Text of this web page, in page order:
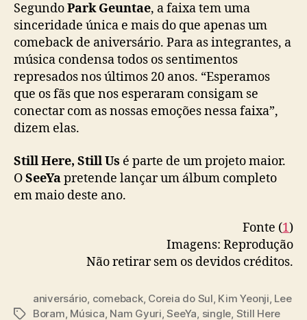
p
ó
s
1
5
a
n
o
e
m
i
d
a
e
s
SegundoPark Geuntae, a faixa tem uma
sinceridade única e mais do que apenas um
comeback de aniversário. Para as integrantes, a
música condensa todos os sentimentos
represados nos últimos 20 anos. “Esperamos
que os fãs que nos esperaram consigam se
conectar com as nossas emoções nessa faixa”,
dizem elas.
Still Here, Still Us é parte de um projeto maior.
OSeeYapretende lançar um álbum completo
em maio deste ano.
Fonte (1)
Imagens: Reprodução
Não retirar sem os devidos créditos.
T
aniversário, comeback, Coreia do Sul, Kim Yeonji, Lee
Boram, Música, Nam Gyuri,SeeYa, single, Still Here